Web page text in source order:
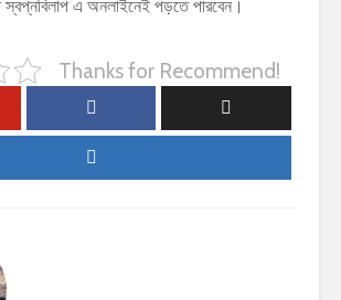
স্বপ্নবিলাপ এ অনলাইনেই পড়তে পারবেন।
Thanks for Recommend!